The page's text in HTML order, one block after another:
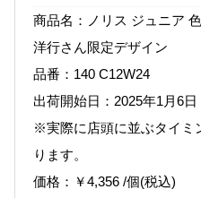
商品名：ノリス ジュニア
洋行さん限定デザイン
品番：140 C12W24
出荷開始日：2025年1月6日
※実際に店頭に並ぶタイミ
ります。
価格：￥4,356 /個(税込)